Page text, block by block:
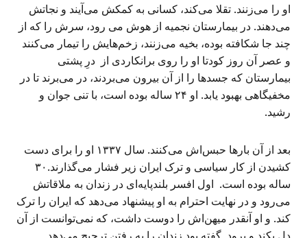
او را می‌زنند. تقلا می‌کند، کسانی به کمکش می‌آیند و نجاتش
می‌دهند. در بیمارستان نجمیه از هوش می رود، سرش را که از
چند جا شکافته بوده، بخیه می‌زنند، زخم‌هایش را تیمار می‌کنند
و عصر آن روز کودتا او را روی برانکاردی از درِ پشتی
بیمارستان که جسدها را از آن بیرون می‌بردند، در می‌برند تا در
مخفیگاهی بهبود یابد. او ۲۴ ساله بوده است، با تنی جوان و
رشید.
بعد از آن بارها حبس‌اش می‌کنند. سال ۱۳۳۷ او را برای دست
کشیدن از کار سیاسی و ترک ایران زیر فشار می‌گذارند.۳۰
ساله بوده است. اول افسر بلندپا‌یه‌ای در زندان به ملاقاتش
می‌رود و در نهایت احترام به او پیشنهاد می‌دهد که ایران را ترک
کند. و او آنقدر میهن‌اش را دوست داشت، که نمی‌توانست از آن